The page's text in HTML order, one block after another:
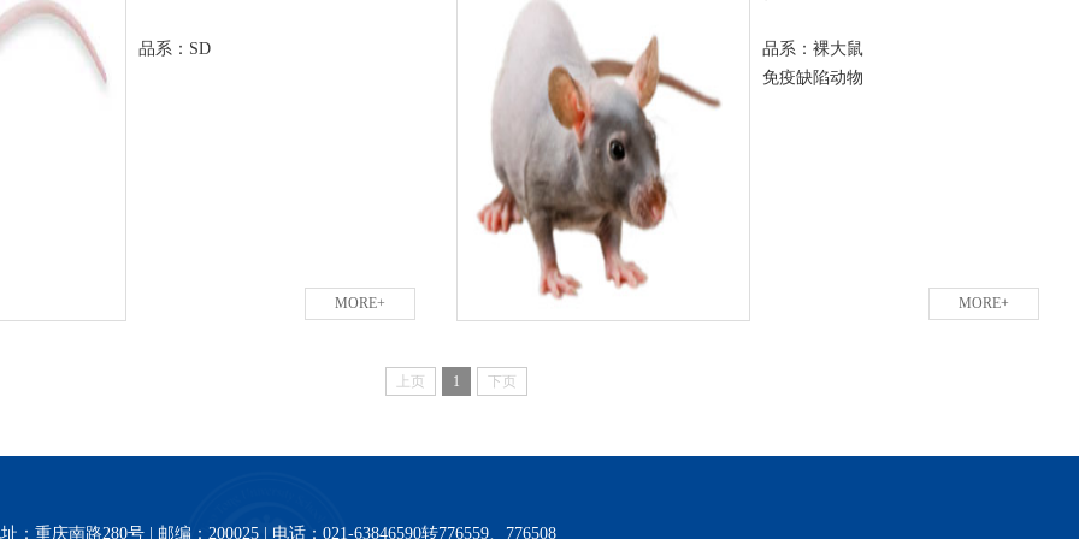
品系：SD
MORE+
品系：裸大鼠
免疫缺陷动物
MORE+
上页 1 下页
：重庆南路280号 | 邮编：200025 | 电话：021-63846590转776559、776508